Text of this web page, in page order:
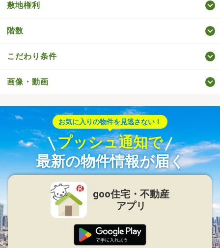
敷地権利
階数
こだわり条件
画像・動画
お気に入りの物件を見逃さない！
プッシュ通知で
最新の物件情報が届く
goo住宅・不動産
アプリ